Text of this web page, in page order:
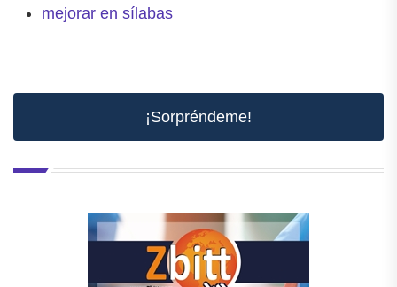
mejorar en sílabas
¡Sorpréndeme!